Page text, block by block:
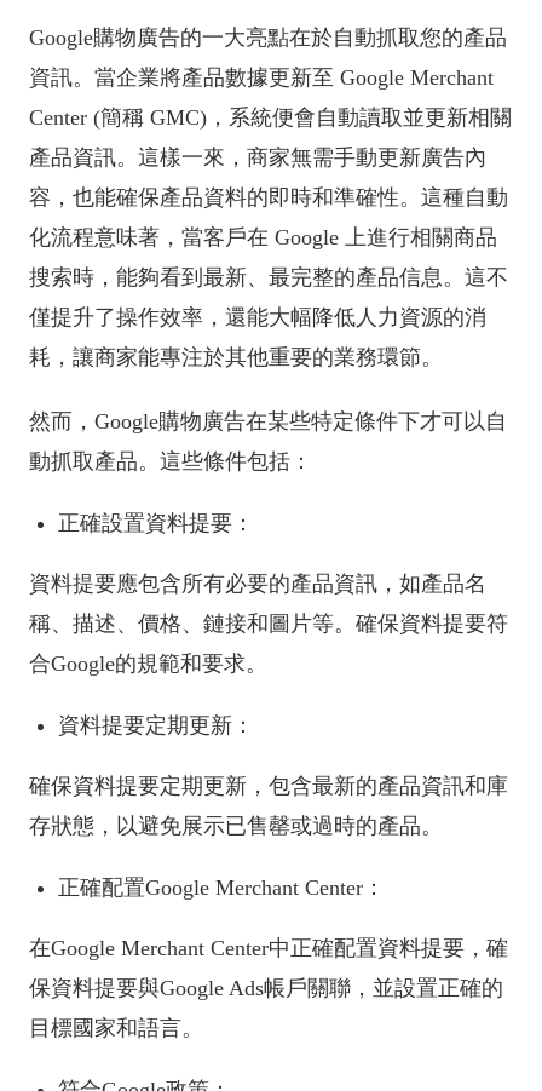
Google購物廣告的一大亮點在於自動抓取您的產品
資訊。當企業將產品數據更新至 Google Merchant
Center (簡稱 GMC)，系統便會自動讀取並更新相關
產品資訊。這樣一來，商家無需手動更新廣告內
容，也能確保產品資料的即時和準確性。這種自動
化流程意味著，當客戶在 Google 上進行相關商品
搜索時，能夠看到最新、最完整的產品信息。這不
僅提升了操作效率，還能大幅降低人力資源的消
耗，讓商家能專注於其他重要的業務環節。
然而，Google購物廣告在某些特定條件下才可以自
動抓取產品。這些條件包括：
正確設置資料提要：
資料提要應包含所有必要的產品資訊，如產品名
稱、描述、價格、鏈接和圖片等。確保資料提要符
合Google的規範和要求。
資料提要定期更新：
確保資料提要定期更新，包含最新的產品資訊和庫
存狀態，以避免展示已售罄或過時的產品。
正確配置Google Merchant Center：
在Google Merchant Center中正確配置資料提要，確
保資料提要與Google Ads帳戶關聯，並設置正確的
目標國家和語言。